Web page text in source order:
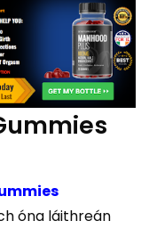
óna láithreán